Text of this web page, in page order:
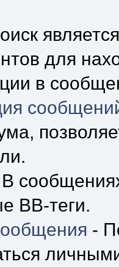
для
в
BB-теги.
-